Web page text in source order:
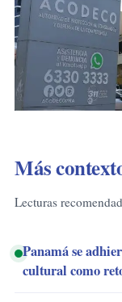
Más
Lecturas
Panamá se
cultural como